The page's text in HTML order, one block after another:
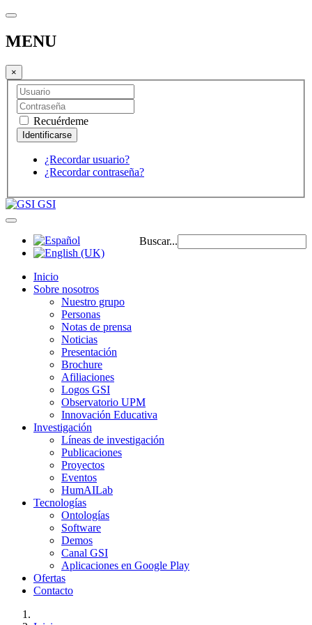
MENU
×
Recuérdeme
¿Recordar usuario?
¿Recordar contraseña?
GSI
Buscar...
Inicio
Sobre nosotros
Nuestro grupo
Personas
Notas de prensa
Noticias
Presentación
Brochure
Afiliaciones
Logos GSI
Observatorio UPM
Innovación Educativa
Investigación
Líneas de investigación
Publicaciones
Proyectos
Eventos
HumAILab
Tecnologías
Ontologías
Software
Demos
Canal GSI
Aplicaciones en Google Play
Ofertas
Contacto